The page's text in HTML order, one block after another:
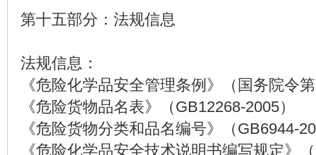
第十五部分：法规信息
法规信息：
《危险化学品安全管理条例》（国务院令
《危险货物品名表》（GB12268-2005）
《危险货物分类和品名编号》（GB6944-
《危险化学品安全技术说明书编写规定》